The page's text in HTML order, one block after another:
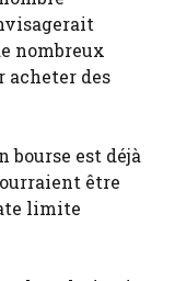
nombreux
acheter des
bourse est déjà
être
limite